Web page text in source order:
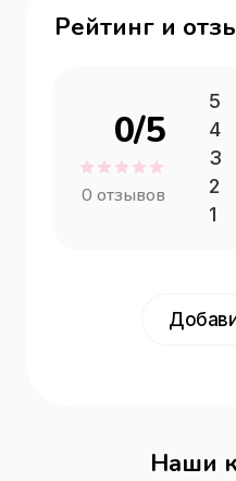
Рейтинг и
0/5
0 отзывов
5
4
3
2
1
Наши